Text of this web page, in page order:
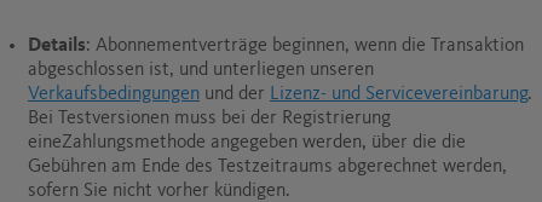
Details: Abonnementverträge beginnen, wenn die Transaktion
abgeschlossen ist, und unterliegen unseren
Verkaufsbedingungen und der Lizenz- und Servicevereinbarung.
Bei Testversionen muss bei der Registrierung
eineZahlungsmethode angegeben werden, über die die
Gebühren am Ende des Testzeitraums abgerechnet werden,
sofern Sie nicht vorher kündigen.